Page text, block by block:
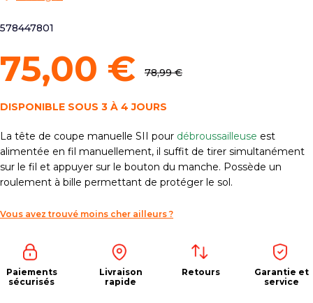
578447801
75,00 € 78,99 €
DISPONIBLE SOUS 3 À 4 JOURS
La tête de coupe manuelle SII pour débroussailleuse est
alimentée en fil manuellement, il suffit de tirer simultanément
sur le fil et appuyer sur le bouton du manche. Possède un
roulement à bille permettant de protéger le sol.
Vous avez trouvé moins cher ailleurs ?
Paiements
sécurisés
Livraison
rapide
Retours
Garantie et
service